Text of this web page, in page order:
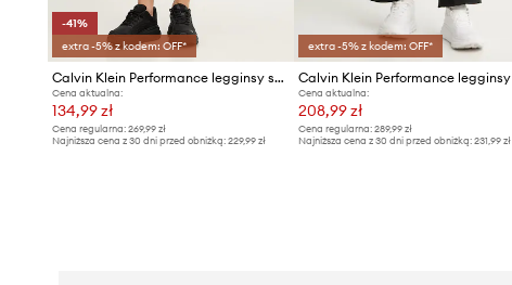
-41%
extra -5% z kodem: OFF*
Calvin Klein Performance legginsy sportowe damskie
Cena aktualna:
134,99 zł
Cena regularna: 269,99 zł
Najniższa cena z 30 dni przed obniżką: 229,99 zł
extra -5% z kodem: OFF*
Cena aktualna:
208,99 zł
Cena regularna:289,99 zł
Najniższa cena z 30 dni przed obniżką:231,99 zł